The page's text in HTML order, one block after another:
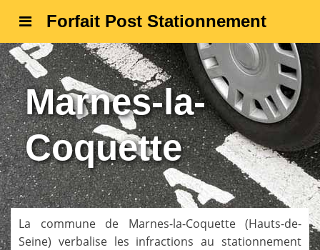
Forfait Post Stationnement
Marnes-la-
Coquette
La commune de Marnes-la-Coquette(Hauts-de-
Seine) verbalise les infractions au stationnement